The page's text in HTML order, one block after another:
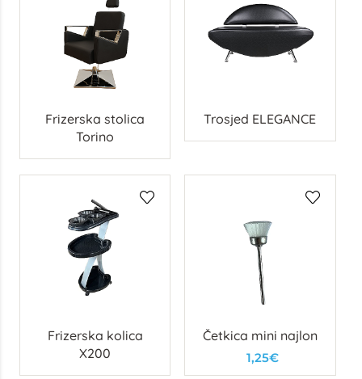
Frizerska stolica
Torino
Trosjed ELEGANCE
Frizerska kolica
X200
Četkica mini najlon
1,25€